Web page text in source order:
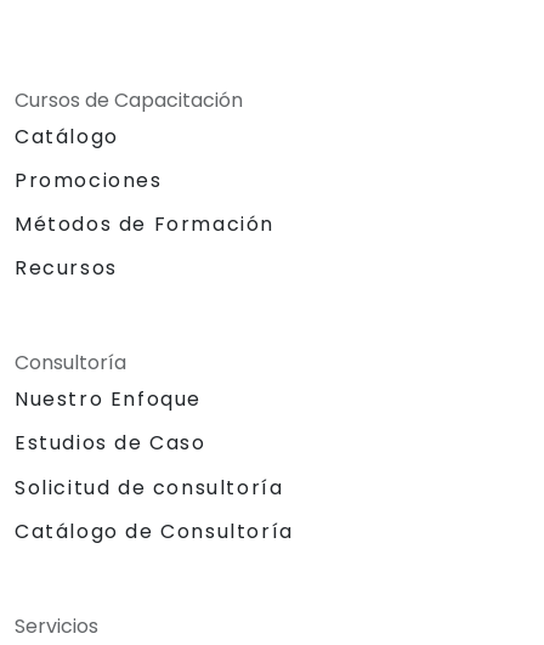
Cursos de Capacitación
Catálogo
Promociones
Métodos de Formación
Recursos
Consultoría
Nuestro Enfoque
Estudios de Caso
Solicitud de consultoría
Catálogo de Consultoría
Servicios